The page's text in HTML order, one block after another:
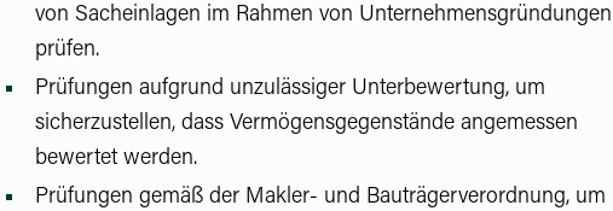
von Sacheinlagen im Rahmen von Unternehmensgründungen
prüfen.
Prüfungen aufgrund unzulässiger Unterbewertung, um
sicherzustellen, dass Vermögensgegenstände angemessen
bewertet werden.
Prüfungen gemäß der Makler- und Bauträgerverordnung, um